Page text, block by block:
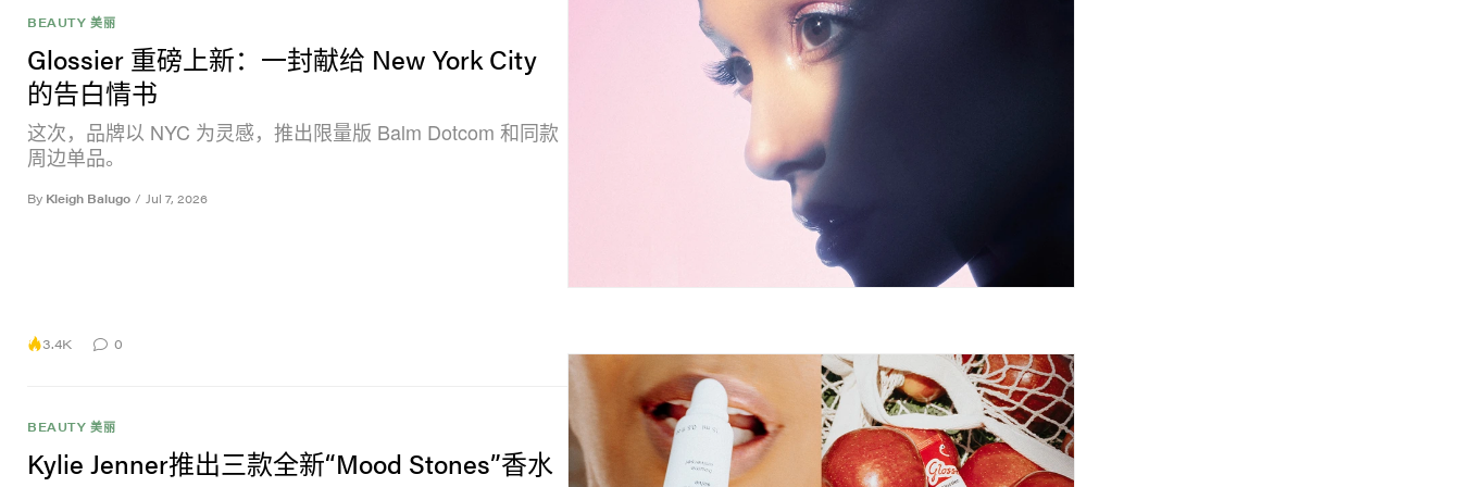
BEAUTY 美丽
Glossier 重磅上新：一封献给 New York City
的告白情书
这次，品牌以 NYC 为灵感，推出限量版 Balm Dotcom 和同款
周边单品。
By Kleigh Balugo / Jul 7, 2026
3.4K 0
BEAUTY 美丽
Kylie Jenner推出三款全新“Mood Stones”香水